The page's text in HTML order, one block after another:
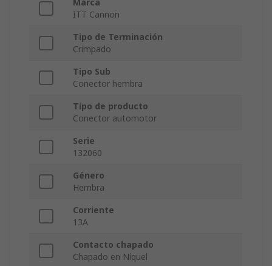
Marca
ITT Cannon
Tipo de Terminación
Crimpado
Tipo Sub
Conector hembra
Tipo de producto
Conector automotor
Serie
132060
Género
Hembra
Corriente
13A
Contacto chapado
Chapado en Níquel